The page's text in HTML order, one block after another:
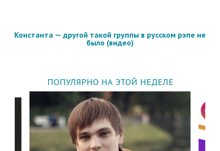
Константа — другой такой группы в русском рэпе не
было (видео)
ПОПУЛЯРНО НА ЭТОЙ НЕДЕЛЕ